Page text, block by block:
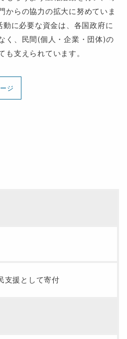
からの協力の拡大に努めていま
に必要な資金は、各国政府に
く、民間(個人・企業・団体)の
も支えられています。
ジ
支援として寄付